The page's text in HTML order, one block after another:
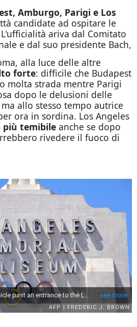
Amburgo, Parigi e Los
candidate ad ospitare le
ariva dal Comitato
e dal suo presidente Bach,
alla luce delle altre
forte: difficile che Budapest
molta strada mentre Parigi
dopo le delusioni delle
allo stesso tempo autrice
ora in sordina. Los Angeles
più temibileanche se dopo
rivedere il fuoco di